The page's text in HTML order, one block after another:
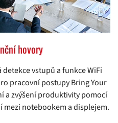
hovory
vstupů a funkce WiFi
pracovní postupy Bring Your
a zvýšení produktivity pomocí
notebookem a displejem.